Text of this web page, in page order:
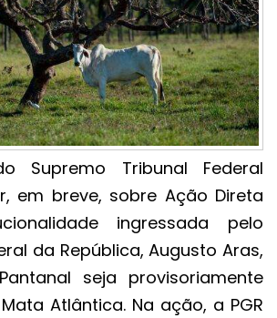
Supremo Tribunal Federal
em breve, sobre Ação Direta
ingressada pelo
da República, Augusto Aras,
seja provisoriamente
Atlântica. Na ação, a PGR